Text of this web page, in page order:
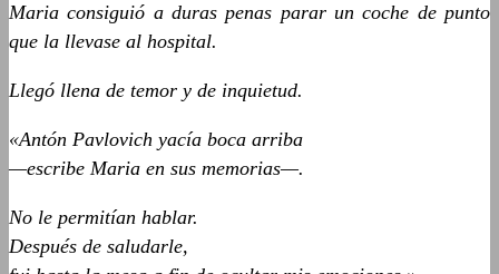
Maria consiguió a duras penas parar un coche de punto
que la llevase al hospital.
Llegó llena de temor y de inquietud.
«Antón Pavlovich yacía boca arriba
—escribe Maria en sus memorias—.
No le permitían hablar.
Después de saludarle,